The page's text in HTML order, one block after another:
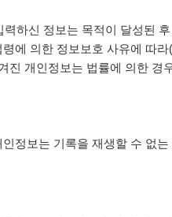
하신 정보는 목적이 달성된
에 의한 정보보호 사유에 따
진 개인정보는 법률에 의한 경
정보는 기록을 재생할 수 없